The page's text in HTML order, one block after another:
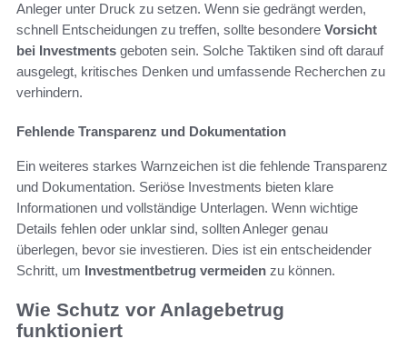
Anleger unter Druck zu setzen. Wenn sie gedrängt werden,
schnell Entscheidungen zu treffen, sollte besondere Vorsicht
bei Investments geboten sein. Solche Taktiken sind oft darauf
ausgelegt, kritisches Denken und umfassende Recherchen zu
verhindern.
Fehlende Transparenz und Dokumentation
Ein weiteres starkes Warnzeichen ist die fehlende Transparenz
und Dokumentation. Seriöse Investments bieten klare
Informationen und vollständige Unterlagen. Wenn wichtige
Details fehlen oder unklar sind, sollten Anleger genau
überlegen, bevor sie investieren. Dies ist ein entscheidender
Schritt, um Investmentbetrug vermeiden zu können.
Wie Schutz vor Anlagebetrug
funktioniert